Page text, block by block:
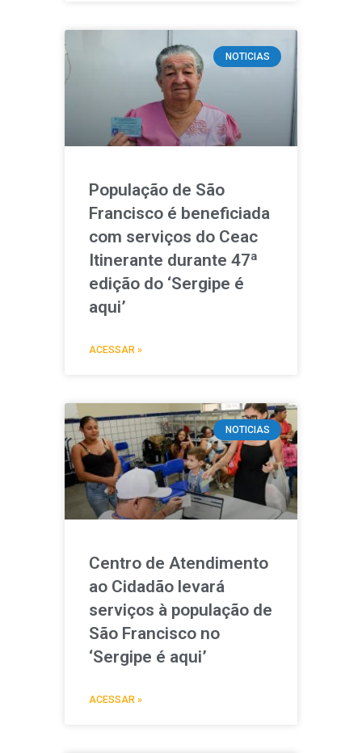
NOTICIAS
População de São
Francisco é beneficiada
com serviços do Ceac
Itinerante durante 47ª
edição do ‘Sergipe é
aqui’
ACESSAR »
NOTICIAS
Centro de Atendimento
ao Cidadão levará
serviços à população de
São Francisco no
‘Sergipe é aqui’
ACESSAR »